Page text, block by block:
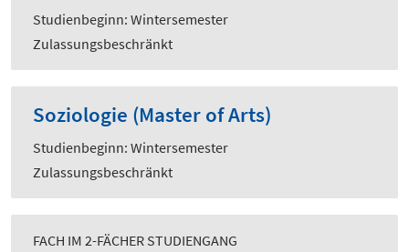
Studienbeginn: Wintersemester
Zulassungsbeschränkt
Soziologie (Master of Arts)
Studienbeginn: Wintersemester
Zulassungsbeschränkt
FACH IM 2-FÄCHER STUDIENGANG